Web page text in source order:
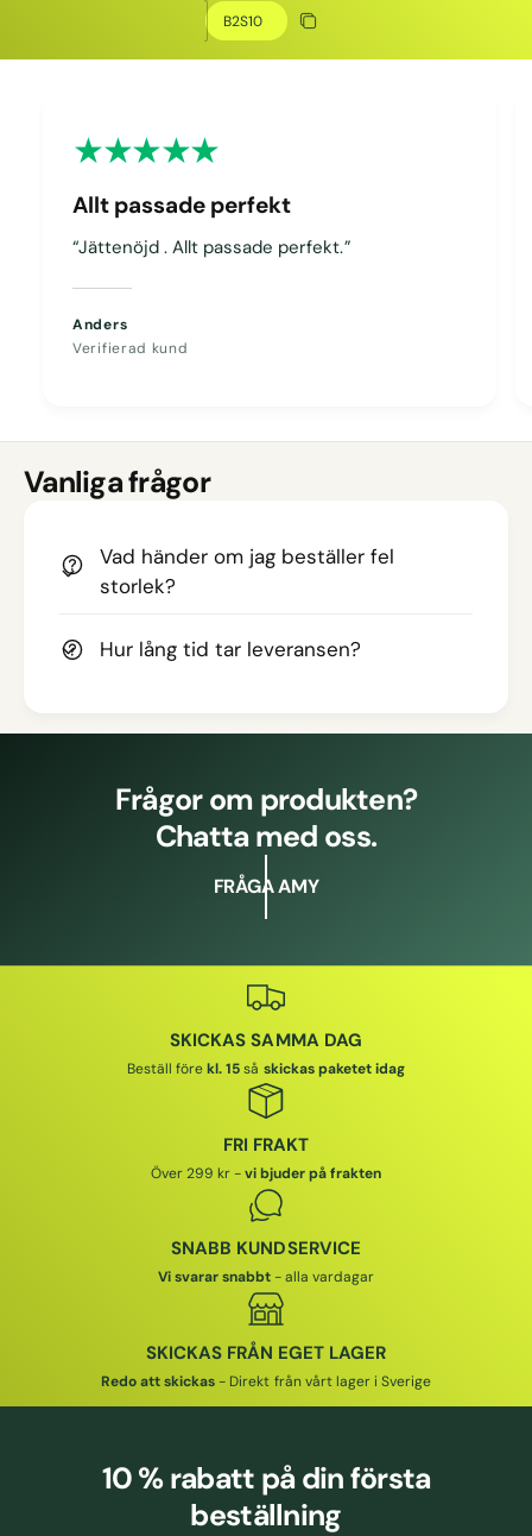
Kopierat
Kopiera rabatt
Allt passade perfekt
“Jättenöjd . Allt passade perfekt.”
Anders
Verifierad kund
Vanliga frågor
Vad händer om jag beställer fel
storlek?
Hur lång tid tar leveransen?
Frågor om produkten?
Chatta med oss.
FRÅGA AMY
SKICKAS SAMMA DAG
Beställ förekl. 15så skickas paketet idag
FRI FRAKT
Över 299 kr -vi bjuder på frakten
SNABB KUNDSERVICE
Vi svarar snabbt - alla vardagar
SKICKAS FRÅN EGET LAGER
Redo att skickas - Direkt från vårt lager i Sverige
10 % rabatt på din första
beställning